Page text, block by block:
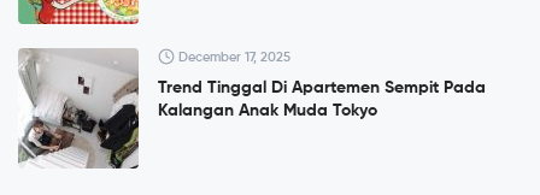
December 17, 2025
Trend Tinggal Di Apartemen Sempit Pada
Kalangan Anak Muda Tokyo